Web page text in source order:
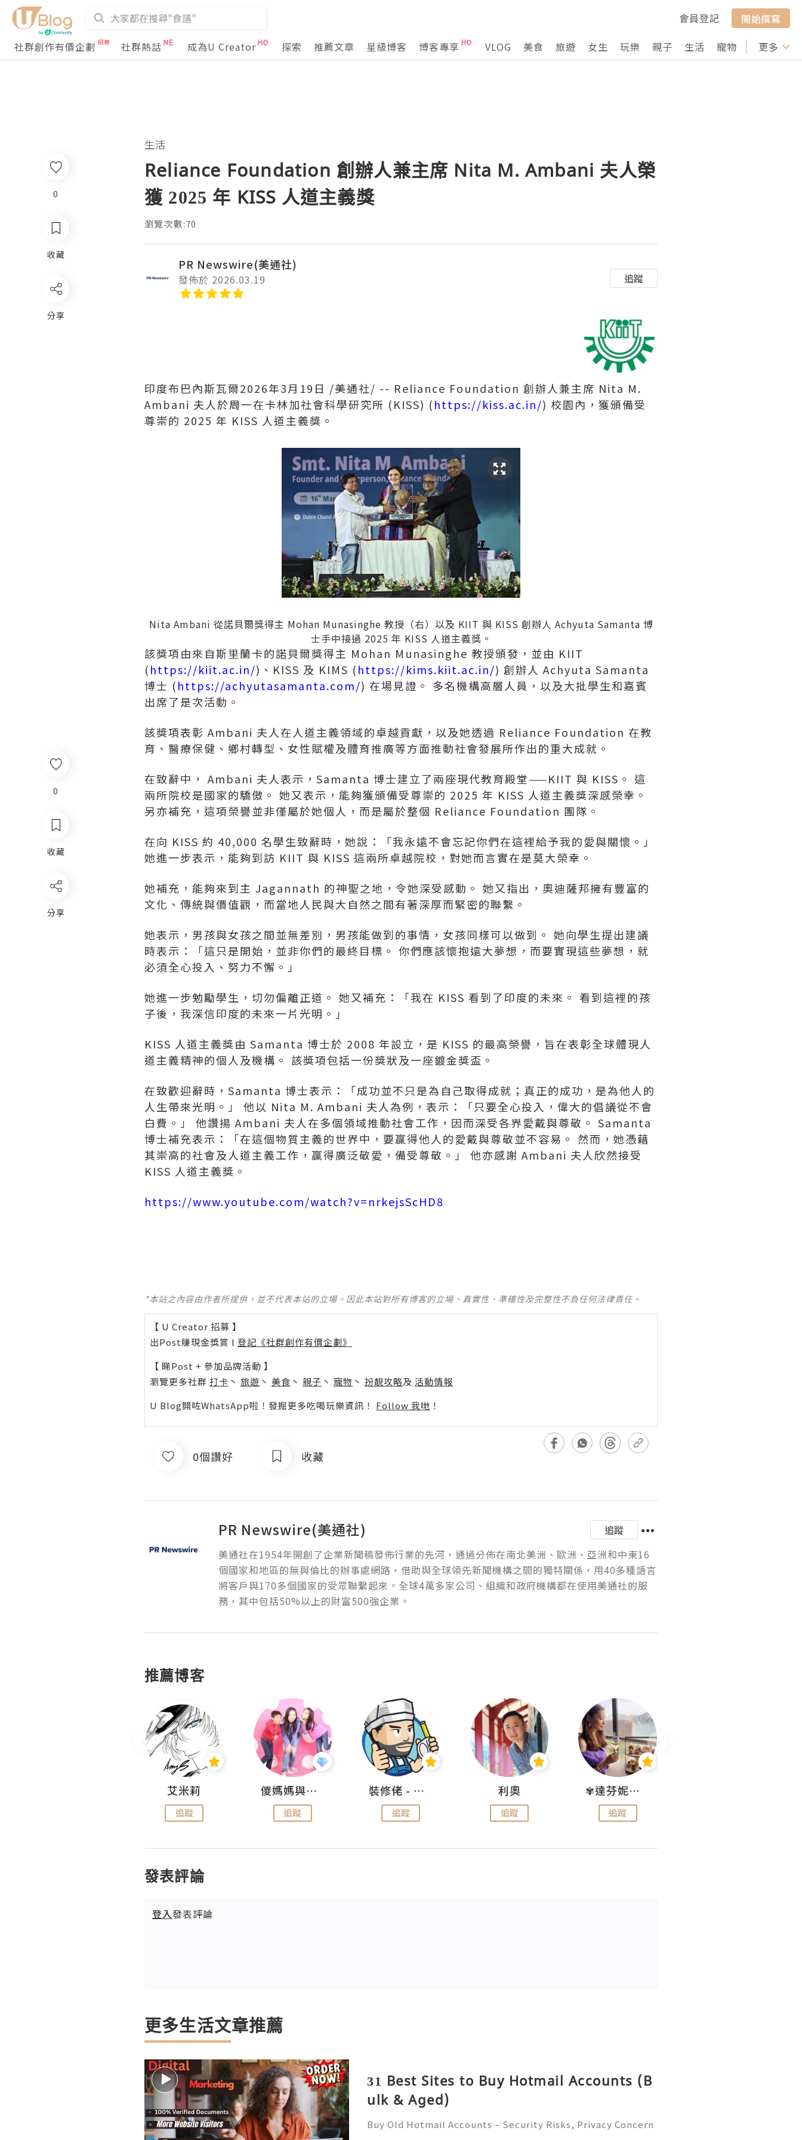
會員登記
開始撰寫
社群創作有價企劃
社群熱話 成為U Creator 探索 推薦文章 星級博客 博客專享 VLOG 美食 旅遊 女生 玩樂 親子 生活 寵物 行山 打卡
更多
0
收藏
分享
生活
Reliance Foundation 創辦人兼主席 Nita M. Ambani 夫人榮
獲 2025 年 KISS 人道主義獎
瀏覽次數:70
PR Newswire(美通社)
發佈於 2026.03.19 追蹤
印度布巴內斯瓦爾2026年3月19日 /美通社/ -- Reliance Foundation 創辦人兼主席 Nita M.
Ambani 夫人於周一在卡林加社會科學研究所 (KISS) (https://kiss.ac.in/) 校園內，獲頒備受
尊崇的 2025 年 KISS 人道主義獎。
Nita Ambani 從諾貝爾獎得主 Mohan Munasinghe 教授（右）以及 KIIT 與 KISS 創辦人 Achyuta Samanta 博
士手中接過 2025 年 KISS 人道主義獎。
該獎項由來自斯里蘭卡的諾貝爾獎得主 Mohan Munasinghe 教授頒發，並由 KIIT
(https://kiit.ac.in/)、KISS 及 KIMS (https://kims.kiit.ac.in/) 創辦人 Achyuta Samanta
博士 (https://achyutasamanta.com/) 在場見證。 多名機構高層人員，以及大批學生和嘉賓
出席了是次活動。
該獎項表彰 Ambani 夫人在人道主義領域的卓越貢獻，以及她透過 Reliance Foundation 在教
育、醫療保健、鄉村轉型、女性賦權及體育推廣等方面推動社會發展所作出的重大成就。
在致辭中， Ambani 夫人表示，Samanta 博士建立了兩座現代教育殿堂——KIIT 與 KISS。 這
兩所院校是國家的驕傲。 她又表示，能夠獲頒備受尊崇的 2025 年 KISS 人道主義獎深感榮幸。
另亦補充，這項榮譽並非僅屬於她個人，而是屬於整個 Reliance Foundation 團隊。
在向 KISS 約 40,000 名學生致辭時，她說：「我永遠不會忘記你們在這裡給予我的愛與關懷。」
她進一步表示，能夠到訪 KIIT 與 KISS 這兩所卓越院校，對她而言實在是莫大榮幸。
她補充，能夠來到主 Jagannath 的神聖之地，令她深受感動。 她又指出，奧迪薩邦擁有豐富的
文化、傳統與價值觀，而當地人民與大自然之間有著深厚而緊密的聯繫。
她表示，男孩與女孩之間並無差別，男孩能做到的事情，女孩同樣可以做到。 她向學生提出建議
時表示：「這只是開始，並非你們的最終目標。 你們應該懷抱遠大夢想，而要實現這些夢想，就
必須全心投入、努力不懈。」
她進一步勉勵學生，切勿偏離正道。 她又補充：「我在 KISS 看到了印度的未來。 看到這裡的孩
子後，我深信印度的未來一片光明。」
KISS 人道主義獎由 Samanta 博士於 2008 年設立，是 KISS 的最高榮譽，旨在表彰全球體現人
道主義精神的個人及機構。 該獎項包括一份獎狀及一座鍍金獎盃。
在致歡迎辭時，Samanta 博士表示：「成功並不只是為自己取得成就；真正的成功，是為他人的
人生帶來光明。」 他以 Nita M. Ambani 夫人為例，表示：「只要全心投入，偉大的倡議從不會
白費。」 他讚揚 Ambani 夫人在多個領域推動社會工作，因而深受各界愛戴與尊敬。 Samanta
博士補充表示：「在這個物質主義的世界中，要贏得他人的愛戴與尊敬並不容易。 然而，她憑藉
其崇高的社會及人道主義工作，贏得廣泛敬愛，備受尊敬。」 他亦感謝 Ambani 夫人欣然接受
KISS 人道主義獎。
https://www.youtube.com/watch?v=nrkejsScHD8
*本站之內容由作者所提供，並不代表本站的立場。因此本站對所有博客的立場、真實性、準確性及完整性不負任何法律責任。
【 U Creator 招募 】
出Post賺現金獎賞 l 登記《社群創作有價企劃》
【 睇Post + 參加品牌活動 】
瀏覽更多社群 打卡 丶 旅遊 丶 美食 丶 親子 丶 寵物 丶 扮靚攻略及 活動情報
U Blog開咗WhatsApp啦！發掘更多吃喝玩樂資訊！ Follow 我哋 ！
0個讚好 收藏
PR Newswire(美通社)
追蹤
美通社在1954年開創了企業新聞稿發佈行業的先河，通過分佈在南北美洲、歐洲、亞洲和中東16
個國家和地區的無與倫比的辦事處網路，借助與全球領先新聞機構之間的獨特關係，用40多種語言
將客戶與170多個國家的受眾聯繫起來。全球4萬多家公司、組織和政府機構都在使用美通社的服
務，其中包括50%以上的財富500強企業。
推薦博客
艾米莉
追蹤
儍媽媽與兩隻小魔怪之家
追蹤
裝修佬 - 香港一站式網上裝修平台
追蹤
利奧
追蹤
✾達芬妮•愛孩子•愛生活✾
追蹤
發表評論
登入發表評論
更多生活文章推薦
31 Best Sites to Buy Hotmail Accounts (B
ulk & Aged)
Buy Old Hotmail Accounts – Security Risks, Privacy Concern
0
收藏
分享